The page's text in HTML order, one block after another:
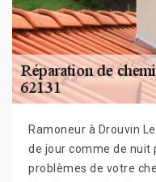
Ramoneur à Drouvin
de jour comme de nuit
problèmes de votre